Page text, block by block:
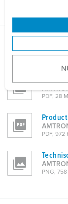
s
u
w
a
PDF, 28
PDF, 972
PNG, 758